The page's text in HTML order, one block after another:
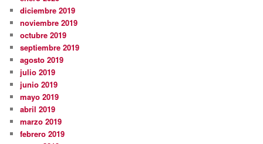
diciembre 2019
noviembre 2019
octubre 2019
septiembre 2019
agosto 2019
julio 2019
junio 2019
mayo 2019
abril 2019
marzo 2019
febrero 2019